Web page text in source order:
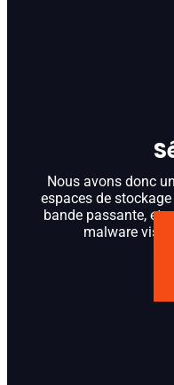
Nous avons donc
espaces de
bande passante, et
malware